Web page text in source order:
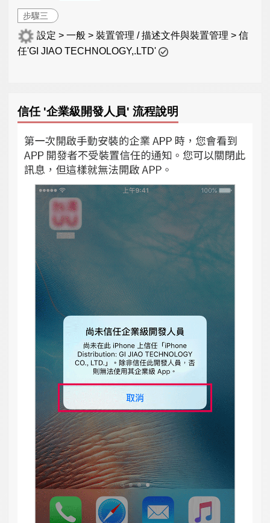
步驟三
設定 > 一般 > 裝置管理 / 描述文件與裝置管理 > 信
任'GI JIAO TECHNOLOGY,.LTD'
信任 '企業級開發人員' 流程說明